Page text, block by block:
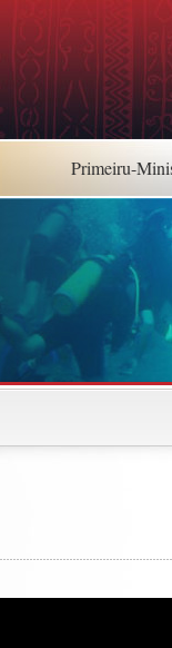
Primeiru-